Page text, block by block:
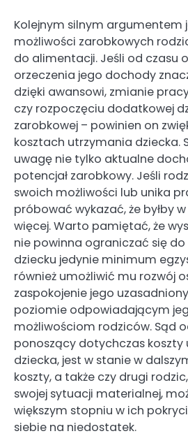
Kolejnym silnym argumentem
możliwości zarobkowych
do alimentacji. Jeśli od czasu
orzeczenia jego dochody
dzięki awansowi, zmianie
czy rozpoczęciu dodatkowej
zarobkowej – powinien on
kosztach utrzymania dziecka.
uwagę nie tylko aktualne
potencjał zarobkowy. Jeśli
swoich możliwości lub unika
próbować wykazać, że byłby
więcej. Warto pamiętać, że
nie powinna ograniczać się
dziecku jedynie minimum
również umożliwić mu rozwój
zaspokojenie jego
poziomie odpowiadającym
możliwościom rodziców. Sąd
ponoszący dotychczas koszty
dziecka, jest w stanie w
koszty, a także czy drugi
swojej sytuacji materialnej,
większym stopniu w ich
siebie na niedostatek.